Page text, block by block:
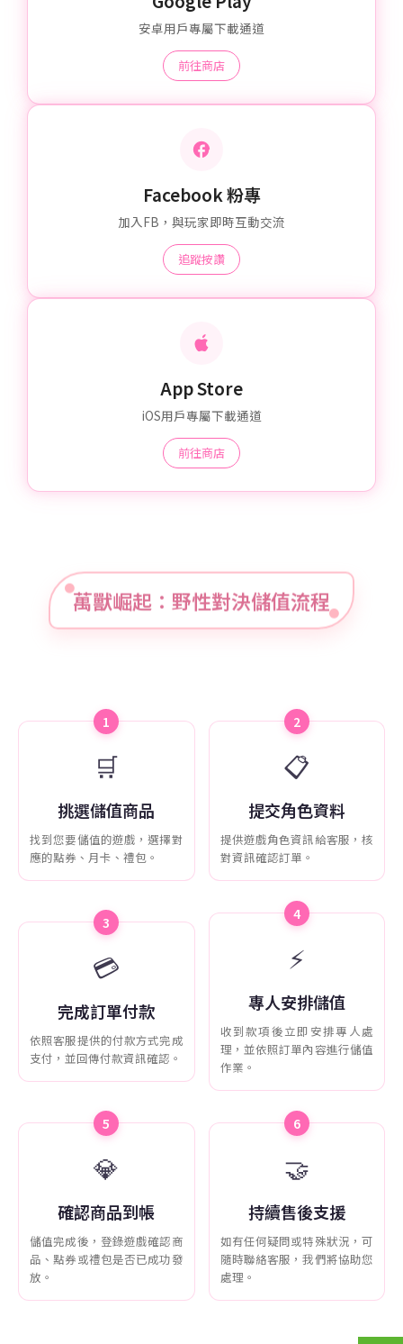
安卓用戶專屬下載通道
前往商店
Facebook 粉專
加入FB，與玩家即時互動交流
追蹤按讚
App Store
iOS用戶專屬下載通道
前往商店
萬獸崛起：野性對決儲值流程
1
🛒
挑選儲值商品
找到您要儲值的遊戲，選擇對
應的點券、月卡、禮包。
2
📋
提交角色資料
提供遊戲角色資訊給客服，核
對資訊確認訂單。
3
💳
完成訂單付款
依照客服提供的付款方式完成
支付，並回傳付款資訊確認。
4
⚡
專人安排儲值
收到款項後立即安排專人處
理，並依照訂單內容進行儲值
作業。
5
💎
確認商品到帳
儲值完成後，登錄遊戲確認商
品、點券或禮包是否已成功發
放。
6
🤝
持續售後支援
如有任何疑問或特殊狀況，可
隨時聯絡客服，我們將協助您
處理。